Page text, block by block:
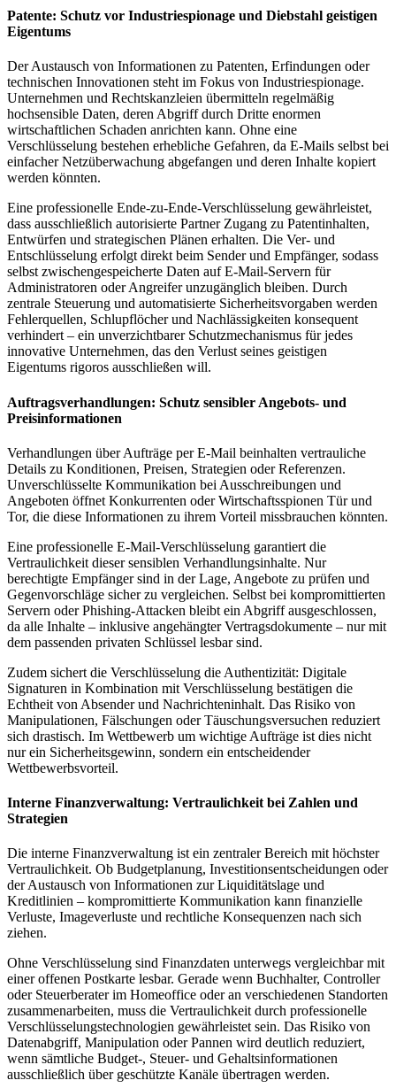
Patente: Schutz vor Industriespionage und Diebstahl geistigen
Eigentums
Der Austausch von Informationen zu Patenten, Erfindungen oder
technischen Innovationen steht im Fokus von Industriespionage.
Unternehmen und Rechtskanzleien übermitteln regelmäßig
hochsensible Daten, deren Abgriff durch Dritte enormen
wirtschaftlichen Schaden anrichten kann. Ohne eine
Verschlüsselung bestehen erhebliche Gefahren, da E-Mails selbst bei
einfacher Netzüberwachung abgefangen und deren Inhalte kopiert
werden könnten.
Eine professionelle Ende-zu-Ende-Verschlüsselung gewährleistet,
dass ausschließlich autorisierte Partner Zugang zu Patentinhalten,
Entwürfen und strategischen Plänen erhalten. Die Ver- und
Entschlüsselung erfolgt direkt beim Sender und Empfänger, sodass
selbst zwischengespeicherte Daten auf E-Mail-Servern für
Administratoren oder Angreifer unzugänglich bleiben. Durch
zentrale Steuerung und automatisierte Sicherheitsvorgaben werden
Fehlerquellen, Schlupflöcher und Nachlässigkeiten konsequent
verhindert – ein unverzichtbarer Schutzmechanismus für jedes
innovative Unternehmen, das den Verlust seines geistigen
Eigentums rigoros ausschließen will.
Auftragsverhandlungen: Schutz sensibler Angebots- und
Preisinformationen
Verhandlungen über Aufträge per E-Mail beinhalten vertrauliche
Details zu Konditionen, Preisen, Strategien oder Referenzen.
Unverschlüsselte Kommunikation bei Ausschreibungen und
Angeboten öffnet Konkurrenten oder Wirtschaftsspionen Tür und
Tor, die diese Informationen zu ihrem Vorteil missbrauchen könnten.
Eine professionelle E-Mail-Verschlüsselung garantiert die
Vertraulichkeit dieser sensiblen Verhandlungsinhalte. Nur
berechtigte Empfänger sind in der Lage, Angebote zu prüfen und
Gegenvorschläge sicher zu vergleichen. Selbst bei kompromittierten
Servern oder Phishing-Attacken bleibt ein Abgriff ausgeschlossen,
da alle Inhalte – inklusive angehängter Vertragsdokumente – nur mit
dem passenden privaten Schlüssel lesbar sind.
Zudem sichert die Verschlüsselung die Authentizität: Digitale
Signaturen in Kombination mit Verschlüsselung bestätigen die
Echtheit von Absender und Nachrichteninhalt. Das Risiko von
Manipulationen, Fälschungen oder Täuschungsversuchen reduziert
sich drastisch. Im Wettbewerb um wichtige Aufträge ist dies nicht
nur ein Sicherheitsgewinn, sondern ein entscheidender
Wettbewerbsvorteil.
Interne Finanzverwaltung: Vertraulichkeit bei Zahlen und
Strategien
Die interne Finanzverwaltung ist ein zentraler Bereich mit höchster
Vertraulichkeit. Ob Budgetplanung, Investitionsentscheidungen oder
der Austausch von Informationen zur Liquiditätslage und
Kreditlinien – kompromittierte Kommunikation kann finanzielle
Verluste, Imageverluste und rechtliche Konsequenzen nach sich
ziehen.
Ohne Verschlüsselung sind Finanzdaten unterwegs vergleichbar mit
einer offenen Postkarte lesbar. Gerade wenn Buchhalter, Controller
oder Steuerberater im Homeoffice oder an verschiedenen Standorten
zusammenarbeiten, muss die Vertraulichkeit durch professionelle
Verschlüsselungstechnologien gewährleistet sein. Das Risiko von
Datenabgriff, Manipulation oder Pannen wird deutlich reduziert,
wenn sämtliche Budget-, Steuer- und Gehaltsinformationen
ausschließlich über geschützte Kanäle übertragen werden.